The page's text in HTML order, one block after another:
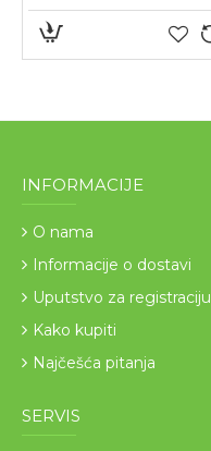
INFORMACIJE
O nama
Informacije o dostavi
Uputstvo za registraciju
Kako kupiti
Najčešća pitanja
SERVIS